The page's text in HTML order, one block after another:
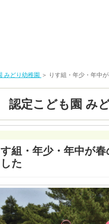
みどり幼稚園 ＞ りす組・年少・年中
認定こども園 み
す組・年少・年中が
た